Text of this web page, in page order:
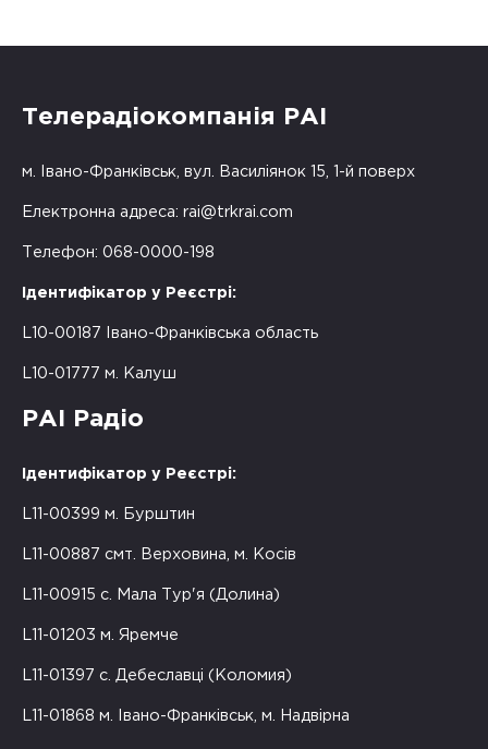
Телерадіокомпанія РАІ
м. Івано-Франківськ, вул. Василіянок 15, 1-й поверх
Електронна адреса: rai@trkrai.com
Телефон: 068-0000-198
Ідентифікатор у Реєстрі:
L10-00187 Івано-Франківська область
L10-01777 м. Калуш
РАІ Радіо
Ідентифікатор у Реєстрі:
L11-00399 м. Бурштин
L11-00887 смт. Верховина, м. Косів
L11-00915 с. Мала Тур'я (Долина)
L11-01203 м. Яремче
L11-01397 с. Дебеславці (Коломия)
L11-01868 м. Івано-Франківськ, м. Надвірна